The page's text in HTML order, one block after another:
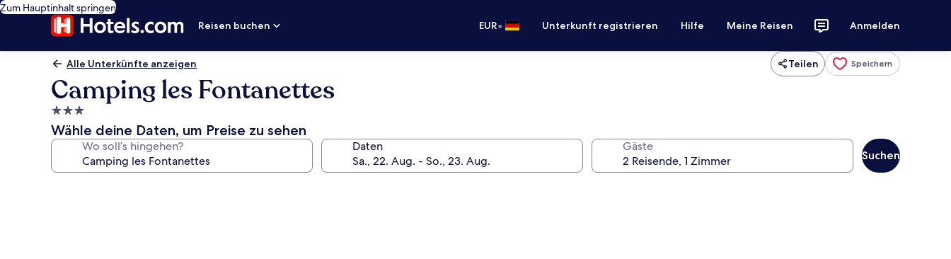
Zum Hauptinhalt springen
Reisen buchen
EUR• Unterkunft registrieren Hilfe Meine Reisen Anmelden
Alle Unterkünfte anzeigen Teilen Speichern
Camping les Fontanettes
3.0-
Sterne-
Unterkunft
Wähle deine Daten, um Preise zu sehen
Wo soll’s hingehen? Daten Gäste
Suchen